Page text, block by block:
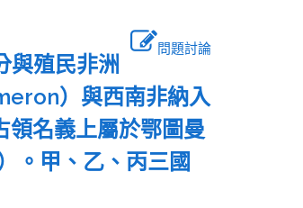
問題討論
與殖民非洲
）與西南非納入
領名義上屬於鄂圖曼
。甲、乙、丙三國